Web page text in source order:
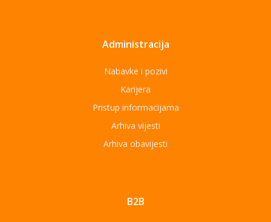
Administracija
Nabavke i pozivi
Karijera
Pristup informacijama
Arhiva vijesti
Arhiva obavijesti
B2B